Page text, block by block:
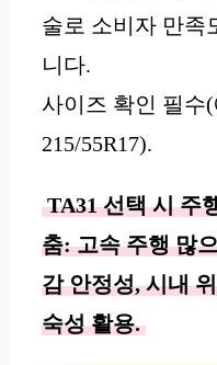
술로 소비자 만족
니다.
사이즈 확인 필수(
215/55R17).
TA31 선택 시 주
춤: 고속 주행 많
감 안정성, 시내
숙성 활용.